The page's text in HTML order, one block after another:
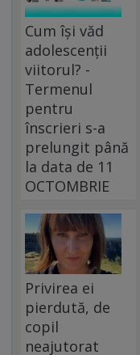
Cum își văd
adolescenții
viitorul? -
Termenul
pentru
înscrieri s-a
prelungit până
la data de 11
OCTOMBRIE
Privirea ei
pierdută, de
copil
neajutorat